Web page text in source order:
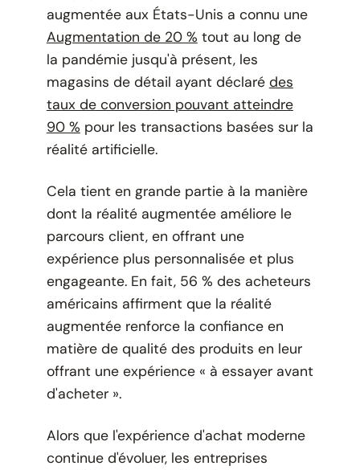
augmentée aux États-Unis a connu une
Augmentation de 20 % tout au long de
la pandémie jusqu'à présent, les
magasins de détail ayant déclaré des
taux de conversion pouvant atteindre
90 % pour les transactions basées sur la
réalité artificielle.
Cela tient en grande partie à la manière
dont la réalité augmentée améliore le
parcours client, en offrant une
expérience plus personnalisée et plus
engageante. En fait, 56 % des acheteurs
américains affirment que la réalité
augmentée renforce la confiance en
matière de qualité des produits en leur
offrant une expérience « à essayer avant
d'acheter ».
Alors que l'expérience d'achat moderne
continue d'évoluer, les entreprises